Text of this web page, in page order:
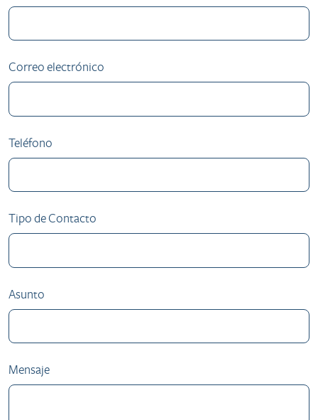
Correo electrónico
Teléfono
Tipo de Contacto
Asunto
Mensaje